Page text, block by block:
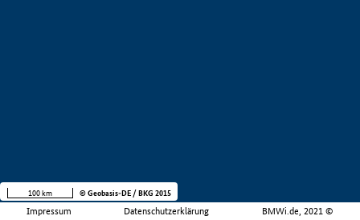
Impressum Datenschutzerklärung BMWi.de, 2021 ©
100 km © Geobasis-DE / BKG 2015